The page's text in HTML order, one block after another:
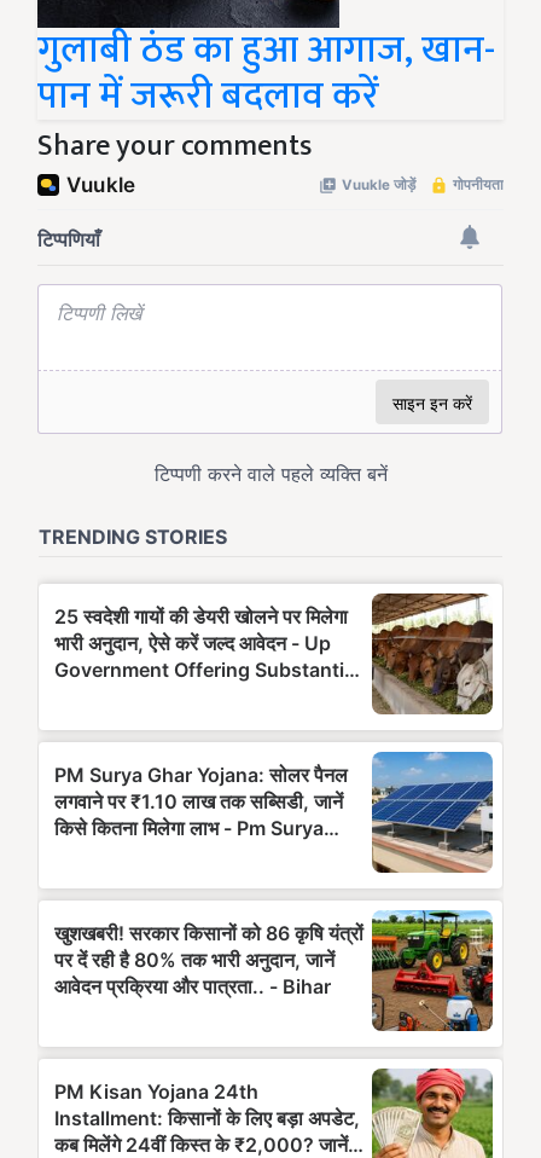
गुलाबी ठंड का हुआ आगाज, खान-
पान में जरूरी बदलाव करें
Share your comments